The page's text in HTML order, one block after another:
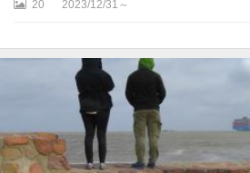
イ
20 2023/12/31～